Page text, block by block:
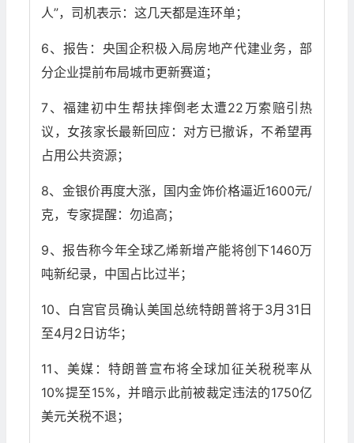
人”，司机表示：这几天都是连环单；
6、报告：央国企积极入局房地产代建业务，部
分企业提前布局城市更新赛道；
7、福建初中生帮扶摔倒老太遭22万索赔引热
议，女孩家长最新回应：对方已撤诉，不希望再
占用公共资源；
8、金银价再度大涨，国内金饰价格逼近1600元/
克，专家提醒：勿追高；
9、报告称今年全球乙烯新增产能将创下1460万
吨新纪录，中国占比过半；
10、白宫官员确认美国总统特朗普将于3月31日
至4月2日访华；
11、美媒：特朗普宣布将全球加征关税税率从
10%提至15%，并暗示此前被裁定违法的1750亿
美元关税不退；